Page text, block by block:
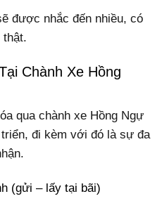
được nhắc đến nhiều, có
thật.
Chành Xe Hồng
qua chành xe Hồng Ngự
đi kèm với đó là sự đa
(gửi – lấy tại bãi)